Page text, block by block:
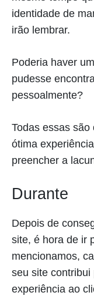
identidade de
irão lembrar.
Poderia haver
pudesse
pessoalmente?
Todas essas
ótima
preencher a
Durante
Depois de
site, é hora de ir
mencionamos,
seu site
experiência ao